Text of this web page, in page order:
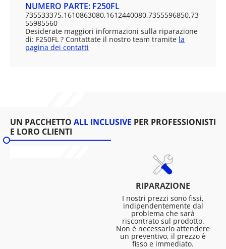
NUMERO PARTE: F250FL
735533375,1610863080,1612440080,7355596850,73
55985560
Desiderate maggiori informazioni sulla riparazione
di: F250FL ? Contattate il nostro team tramite la
pagina dei contatti
UN PACCHETTO ALL INCLUSIVE PER PROFESSIONISTI
E LORO CLIENTI
RIPARAZIONE
I nostri prezzi sono fissi,
indipendentemente dal
problema che sarà
riscontrato sul prodotto.
Non è necessario attendere
un preventivo, il prezzo è
fisso e immediato.